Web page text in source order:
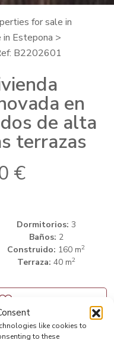
like cookies to
to these
for sale in
Estepona >
B2202601
en
de alta
terrazas
€
Dormitorios: 3
Baños: 2
Construido: 160 m2
Terraza: 40 m2